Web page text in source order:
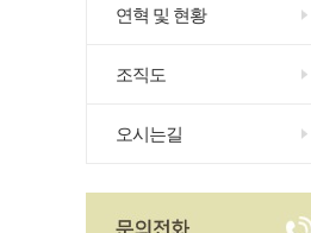
연혁 및 현황
조직도
오시는길